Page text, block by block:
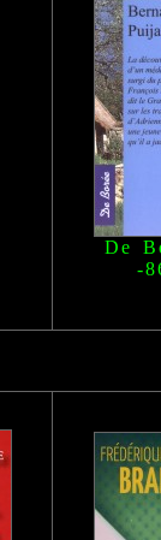
De
-